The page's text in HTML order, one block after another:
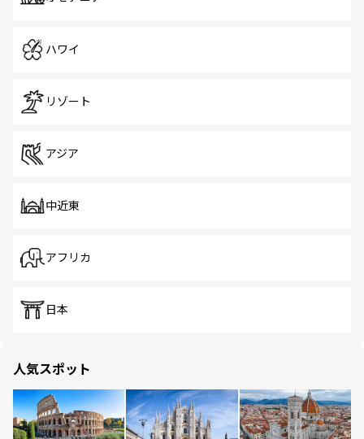
ハワイ
リゾート
アジア
中近東
アフリカ
日本
人気スポット